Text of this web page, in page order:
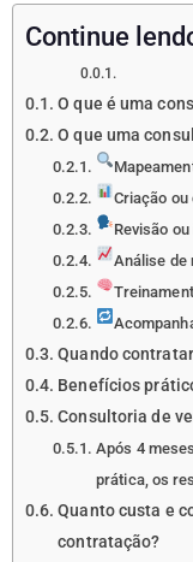
Continue
O que é uma
O que uma
Criação ou
Revisão
Análise de
Quando
Benefícios
Consultoria de
Após 4
prática, os
Quanto custa e
contratação?